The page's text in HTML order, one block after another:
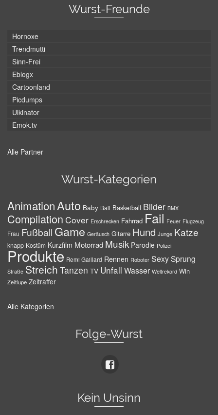
Wurst-Freunde
Hornoxe
Trendmutti
Sinn-Frei
Eblogx
Cartoonland
Picdumps
Ulkinator
Emok.tv
Alle Partner
Wurst-Kategorien
AnimationAuto Baby Ball Basketball Bilder BMX
Compilation Cover Erschrecken Fahrrad Fail Feuer Flugzeug
Frau Fußball Game Geräusch Gitarre Hund Junge Katze
knapp Kostüm Kurzfilm Motorrad Musik Parodie Polizei
Produkte Remi Gaillard Rennen Roboter SexySprung
Straße Streich Tanzen TV Unfall Wasser Weltrekord Win
Zeitlupe Zeitraffer
Alle Kategorien
Folge-Wurst
Kein Unsinn